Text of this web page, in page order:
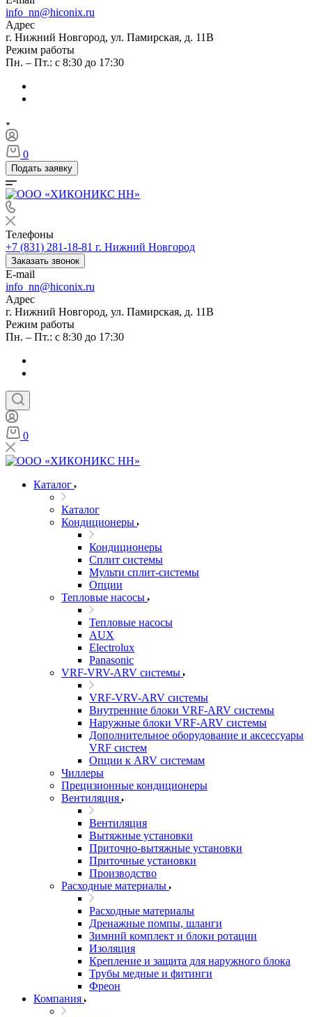
info_nn@hiconix.ru
Адрес
г. Нижний Новгород, ул. Памирская, д. 11В
Режим работы
Пн. – Пт.: с 8:30 до 17:30
0
Подать заявку
Телефоны
+7 (831) 281-18-81 г. Нижний Новгород
Заказать звонок
E-mail
info_nn@hiconix.ru
Адрес
г. Нижний Новгород, ул. Памирская, д. 11В
Режим работы
Пн. – Пт.: с 8:30 до 17:30
0
Каталог
Каталог
Кондиционеры
Кондиционеры
Сплит системы
Мульти сплит-системы
Опции
Тепловые насосы
Тепловые насосы
AUX
Electrolux
Panasonic
VRF-VRV-ARV системы
VRF-VRV-ARV системы
Внутренние блоки VRF-ARV системы
Наружные блоки VRF-ARV системы
Дополнительное оборудование и аксессуары
VRF систем
Опции к ARV системам
Чиллеры
Прецизионные кондиционеры
Вентиляция
Вентиляция
Вытяжные установки
Приточно-вытяжные установки
Приточные установки
Производство
Расходные материалы
Расходные материалы
Дренажные помпы, шланги
Зимний комплект и блоки ротации
Изоляция
Крепление и защита для наружного блока
Трубы медные и фитинги
Фреон
Компания